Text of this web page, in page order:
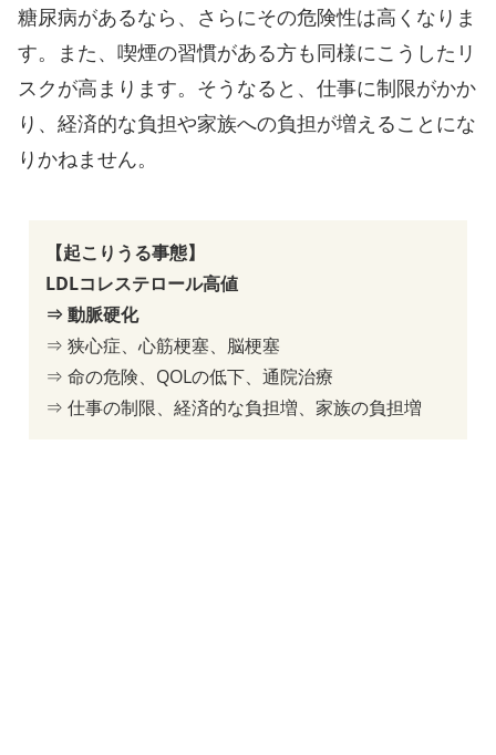
糖尿病があるなら、さらにその危険性は高くなりま
す。また、喫煙の習慣がある方も同様にこうしたリ
スクが高まります。そうなると、仕事に制限がかか
り、経済的な負担や家族への負担が増えることにな
りかねません。
【起こりうる事態】
LDLコレステロール高値
⇒ 動脈硬化
⇒ 狭心症、心筋梗塞、脳梗塞
⇒ 命の危険、QOLの低下、通院治療
⇒ 仕事の制限、経済的な負担増、家族の負担増